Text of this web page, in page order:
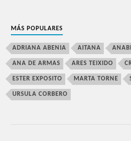
MÁS POPULARES
ADRIANA ABENIA AITANA
ANA DE ARMAS ARES TEIXIDO
ESTER EXPOSITO MARTA TORNE
URSULA CORBERO